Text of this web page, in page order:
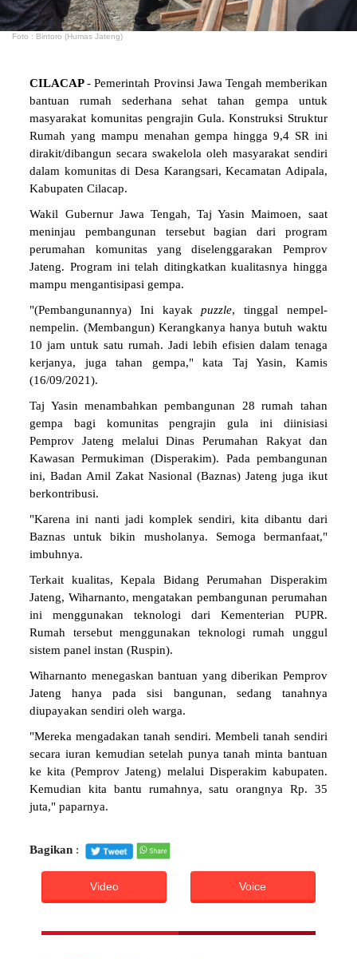
Foto : Bintoro (Humas Jateng)
CILACAP- Pemerintah Provinsi Jawa Tengah memberikan
bantuan rumah sederhana sehat tahan gempa untuk
masyarakat komunitas pengrajin Gula. Konstruksi Struktur
Rumah yang mampu menahan gempa hingga 9,4 SR ini
dirakit/dibangun secara swakelola oleh masyarakat sendiri
dalam komunitas di Desa Karangsari, Kecamatan Adipala,
Kabupaten Cilacap.
Wakil Gubernur Jawa Tengah, Taj Yasin Maimoen, saat
meninjau pembangunan tersebut bagian dari program
perumahan komunitas yang diselenggarakan Pemprov
Jateng. Program ini telah ditingkatkan kualitasnya hingga
mampu mengantisipasi gempa.
"(Pembangunannya) Ini kayakpuzzle, tinggal nempel-
nempelin. (Membangun) Kerangkanya hanya butuh waktu
10 jam untuk satu rumah. Jadi lebih efisien dalam tenaga
kerjanya, juga tahan gempa," kata Taj Yasin, Kamis
(16/09/2021).
Taj Yasin menambahkan pembangunan 28 rumah tahan
gempa bagi komunitas pengrajin gula ini diinisiasi
Pemprov Jateng melalui Dinas Perumahan Rakyat dan
Kawasan Permukiman (Disperakim). Pada pembangunan
ini, Badan Amil Zakat Nasional (Baznas) Jateng juga ikut
berkontribusi.
"Karena ini nanti jadi komplek sendiri, kita dibantu dari
Baznas untuk bikin musholanya. Semoga bermanfaat,"
imbuhnya.
Terkait kualitas, Kepala Bidang Perumahan Disperakim
Jateng, Wiharnanto, mengatakan pembangunan perumahan
ini menggunakan teknologi dari Kementerian PUPR.
Rumah tersebut menggunakan teknologi rumah unggul
sistem panel instan (Ruspin).
Wiharnanto menegaskan bantuan yang diberikan Pemprov
Jateng hanya pada sisi bangunan, sedang tanahnya
diupayakan sendiri oleh warga.
"Mereka mengadakan tanah sendiri. Membeli tanah sendiri
secara iuran kemudian setelah punya tanah minta bantuan
ke kita (Pemprov Jateng) melalui Disperakim kabupaten.
Kemudian kita bantu rumahnya, satu orangnya Rp. 35
juta," paparnya.
Bagikan :
Video Voice